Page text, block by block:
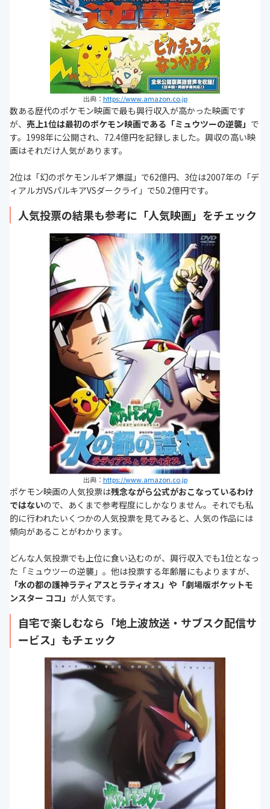
出典： https://www.amazon.co.jp
数ある歴代のポケモン映画で最も興行収入が高かった映画です
が、 売上1位は最初のポケモン映画である「ミュウツーの逆襲」 で
す。1998年に公開され、72.4億円を記録しました。興収の高い映
画はそれだけ人気があります。
2位は「幻のポケモンルギア爆誕」で62億円、3位は2007年の「デ
ィアルガVSパルキアVSダークライ」で50.2億円です。
人気投票の結果も参考に「人気映画」をチェック
出典： https://www.amazon.co.jp
ポケモン映画の人気投票は残念ながら公式がおこなっているわけ
ではないので、あくまで参考程度にしかなりません。それでも私
的に行われたいくつかの人気投票を見てみると、人気の作品には
傾向があることがわかります。
どんな人気投票でも上位に食い込むのが、興行収入でも1位となっ
た「ミュウツーの逆襲」。他は投票する年齢層にもよりますが、
「水の都の護神ラティアスとラティオス」や「劇場版ポケットモ
ンスター ココ」 が人気です。
自宅で楽しむなら「地上波放送・サブスク配信サ
ービス」もチェック